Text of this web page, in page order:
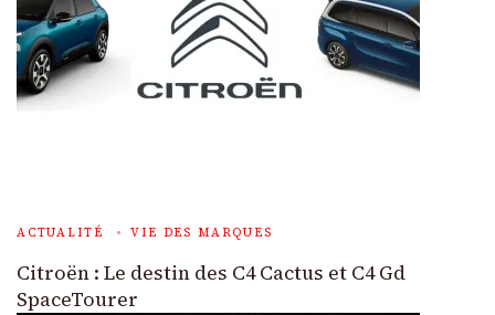
ACTUALITÉ VIE DES MARQUES
Citroën : Le destin des C4 Cactus et C4 Gd
SpaceTourer